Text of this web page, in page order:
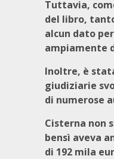
Tuttavia,
del libro,
alcun dato
ampiamente
Inoltre, è
giudiziarie
di numerose
Cisterna non
bensì aveva
di 192 mila